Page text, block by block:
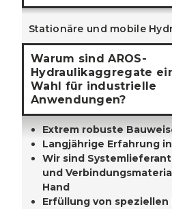
Stationäre und mobile
Warum sind AROS-
Hydraulikaggregate
Wahl für industrielle
Anwendungen?
Extrem robuste
Langjährige Erfahrung
Wir sind
und
Hand
Erfüllung von speziellen